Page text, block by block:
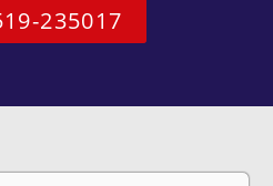
235017